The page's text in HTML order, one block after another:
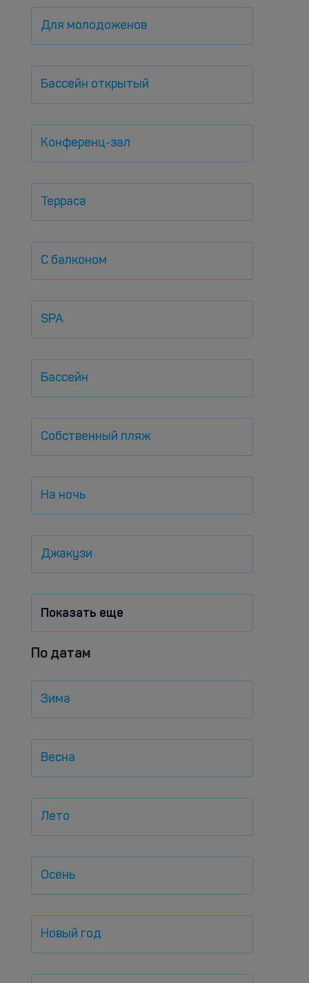
Для молодоженов
Бассейн открытый
Конференц-зал
Терраса
С балконом
SPA
Бассейн
Собственный пляж
На ночь
Джакузи
Показать еще
По датам
Зима
Весна
Лето
Осень
Новый год